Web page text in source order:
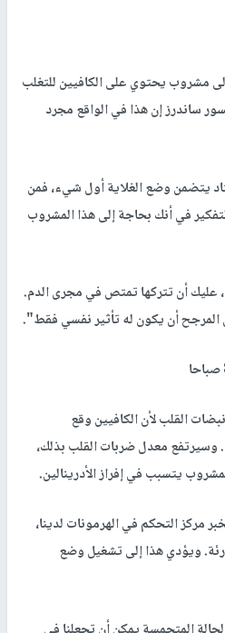
مشروب يحتوي على الكافيين للتغلب
ساندرز إن هذا في الواقع مجرد
يتضمن وضع الغلاية أول شيء، فمن
في أنك بحاجة إلى هذا المشروب
عليك أن تتركها تمتص في مجرى الدم.
المرجح أن يكون له تأثير نفسي فقط".
القلب لأن الكافيين وقع
معدل ضربات القلب بذلك،
يتسبب في إفراز الأدرينالين.
مركز التحكم في الهرمونات لدينا،
ويؤدي هذا إلى تشغيل وضع